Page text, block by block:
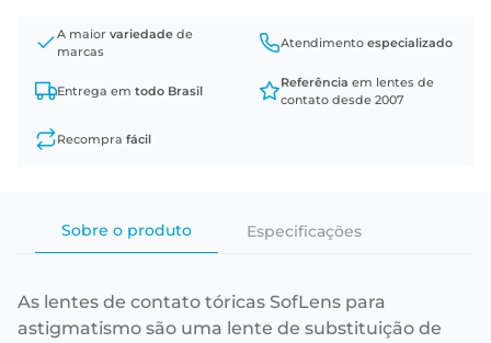
A maior variedade de
marcas
Atendimento especializado
Entrega em todo Brasil
Referência em lentes de
contato desde 2007
Recompra fácil
Sobre o produto Especificações
As lentes de contato tóricas SofLens para
astigmatismo são uma lente de substituição de